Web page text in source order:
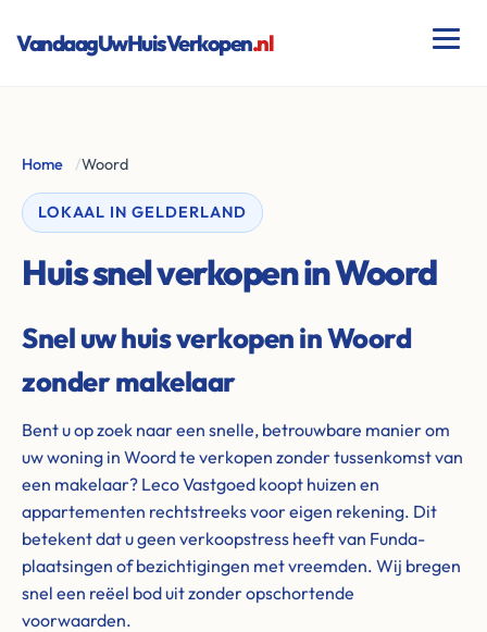
VandaagUwHuisVerkopen.nl
Home /Woord
LOKAAL IN GELDERLAND
Huis snel verkopen in Woord
Snel uw huis verkopen in Woord
zonder makelaar
Bent u op zoek naar een snelle, betrouwbare manier om
uw woning in Woord te verkopen zonder tussenkomst van
een makelaar? Leco Vastgoed koopt huizen en
appartementen rechtstreeks voor eigen rekening. Dit
betekent dat u geen verkoopstress heeft van Funda-
plaatsingen of bezichtigingen met vreemden. Wij bregen
snel een reëel bod uit zonder opschortende
voorwaarden.